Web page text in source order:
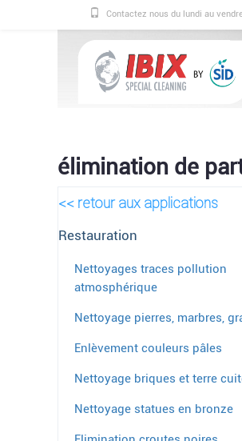
Contactez nous du lundi au
élimination de
<< retour aux applications
Restauration
Nettoyages traces pollution
atmosphérique
Nettoyage pierres, marbres,
Enlèvement couleurs pâles
Nettoyage briques et terre
Nettoyage statues en bronze